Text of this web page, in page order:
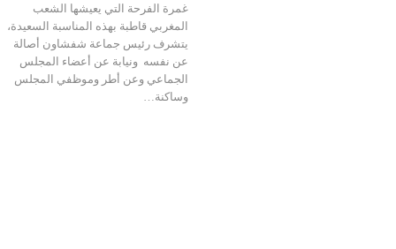
غمرة الفرحة التي يعيشها الشعب
المغربي قاطبة بهذه المناسبة السعيدة،
يتشرف رئيس جماعة شفشاون أصالة
عن نفسه ونيابة عن أعضاء المجلس
الجماعي وعن أطر وموظفي المجلس
وساكنة…